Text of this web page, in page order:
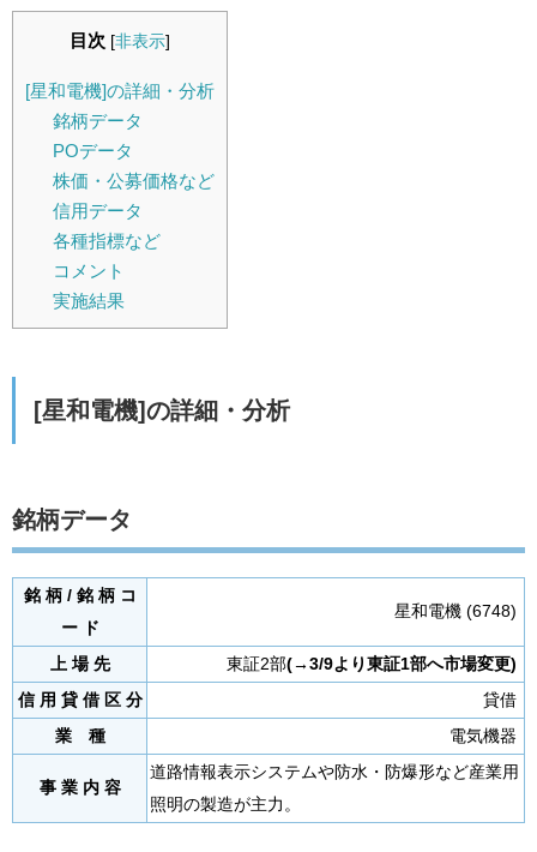
目次 [非表示]
[星和電機]の詳細・分析
銘柄データ
POデータ
株価・公募価格など
信用データ
各種指標など
コメント
実施結果
[星和電機]の詳細・分析
銘柄データ
銘 柄 / 銘 柄 コ
ー ド
星和電機 (6748)
上 場 先 東証2部(→3/9より東証1部へ市場変更)
信 用 貸 借 区 分
貸借
業 種
電気機器
事 業 内 容
道路情報表示システムや防水・防爆形など産業用
照明の製造が主力。